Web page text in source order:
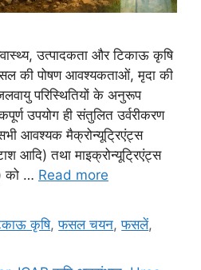
उत्पादकता और टिकाऊ कृषि
की पोषण आवश्यकताओं, मृदा की
परिस्थितियों के अनुरूप
उपयोग ही संतुलित उर्वरीकरण
आवश्यक मैक्रोन्यूट्रिएंट्स
आदि) तथा माइक्रोन्यूट्रिएंट्स
को … Read more
कृषि,फसल चयन,फसलें,